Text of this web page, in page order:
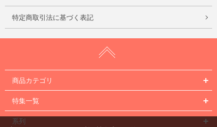
特定商取引法に基づく表記
商品カテゴリ
特集一覧
系列